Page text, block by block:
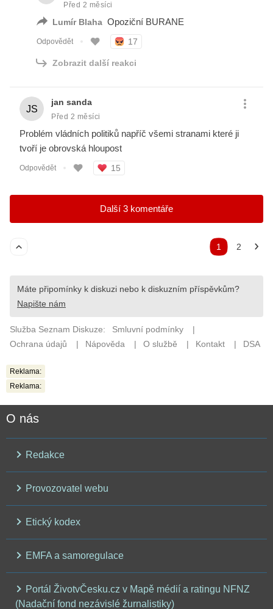
Reklama:
Reklama:
O nás
Redakce
Provozovatel webu
Etický kodex
EMFA a samoregulace
Portál ŽivotvČesku.cz v Mapě médií a ratingu NFNZ
(Nadační fond nezávislé žurnalistiky)